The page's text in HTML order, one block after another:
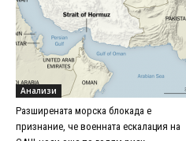
Анализи
Разширената морска блокада е
признание, че военната ескалация на